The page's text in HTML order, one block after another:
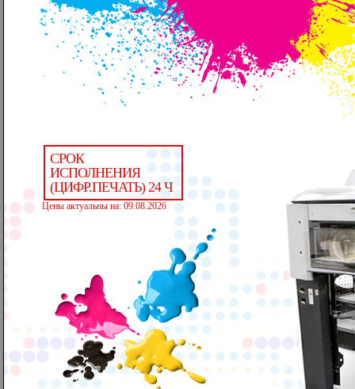
СРОК
ИСПОЛНЕНИЯ
(ЦИФР.ПЕЧАТЬ) 24 Ч
Цены актуальны на: 09.08.2026